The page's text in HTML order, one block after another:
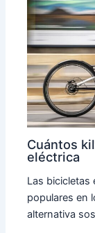
Cuántos
eléctrica
Las bicicletas
populares en
alternativa